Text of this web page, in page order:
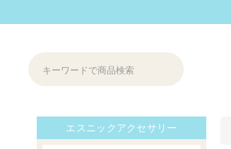
エスニックアクセサリー